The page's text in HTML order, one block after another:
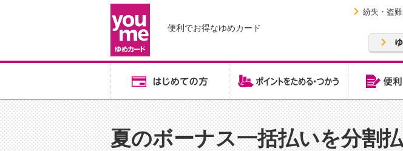
便利でお得なゆめカード
紛失・盗
夏のボーナス一括払いを分割